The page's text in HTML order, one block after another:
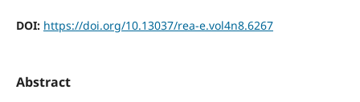
DOI: https://doi.org/10.13037/rea-e.vol4n8.6267
Abstract